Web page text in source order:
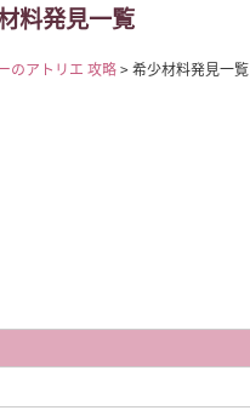
料発見一覧
のアトリエ 攻略 希少材料発見一覧